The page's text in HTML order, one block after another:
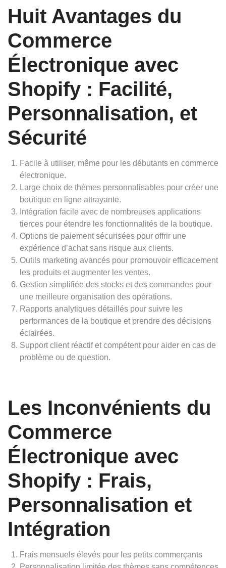
Huit Avantages du
Commerce
Électronique avec
Shopify : Facilité,
Personnalisation, et
Sécurité
Facile à utiliser, même pour les débutants en commerce
électronique.
Large choix de thèmes personnalisables pour créer une
boutique en ligne attrayante.
Intégration facile avec de nombreuses applications
tierces pour étendre les fonctionnalités de la boutique.
Options de paiement sécurisées pour offrir une
expérience d’achat sans risque aux clients.
Outils marketing avancés pour promouvoir efficacement
les produits et augmenter les ventes.
Gestion simplifiée des stocks et des commandes pour
une meilleure organisation des opérations.
Rapports analytiques détaillés pour suivre les
performances de la boutique et prendre des décisions
éclairées.
Support client réactif et compétent pour aider en cas de
problème ou de question.
Les Inconvénients du
Commerce
Électronique avec
Shopify : Frais,
Personnalisation et
Intégration
Frais mensuels élevés pour les petits commerçants